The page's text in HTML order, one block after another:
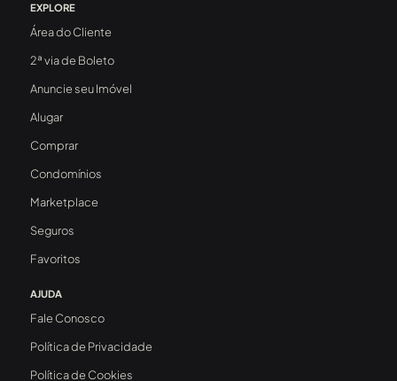
EXPLORE
Área do Cliente
2ª via de Boleto
Anuncie seu Imóvel
Alugar
Comprar
Condomínios
Marketplace
Seguros
Favoritos
AJUDA
Fale Conosco
Política de Privacidade
Política de Cookies